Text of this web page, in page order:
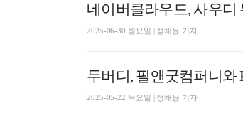
네이버클라우드, 사우디
2025-06-30 월요일 | 정채윤 기자
두버디, 필앤굿컴퍼니와
2025-05-22 목요일 | 정채윤 기자